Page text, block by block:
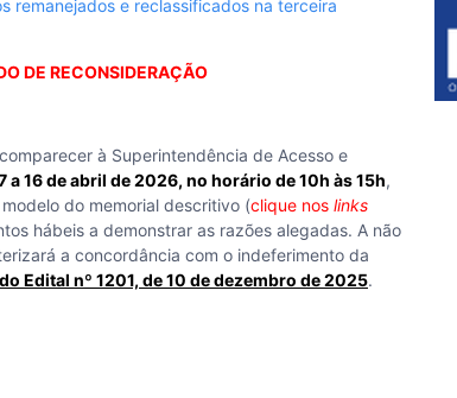
remanejados e reclassificados na terceira
DE RECONSIDERAÇÃO
à Superintendência de Acesso e
a 16 de abril de 2026, no horário de 10h às 15h,
do memorial descritivo (clique nos links
hábeis a demonstrar as razões alegadas. A não
a concordância com o indeferimento da
Edital nº 1201, de 10 de dezembro de 2025.